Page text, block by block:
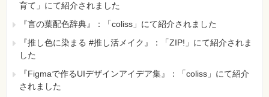
育て」にて紹介されました
『言の葉配色辞典』：「coliss」にて紹介されました
『推し色に染まる #推し活メイク』：「ZIP!」にて紹介されま
した
『Figmaで作るUIデザインアイデア集』：「coliss」にて紹介
されました